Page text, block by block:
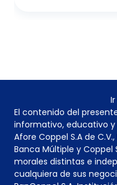
El contenido del
informativo, educativo y
Afore Coppel S.A de
Banca Múltiple y Coppel
morales distintas e
cualquiera de sus